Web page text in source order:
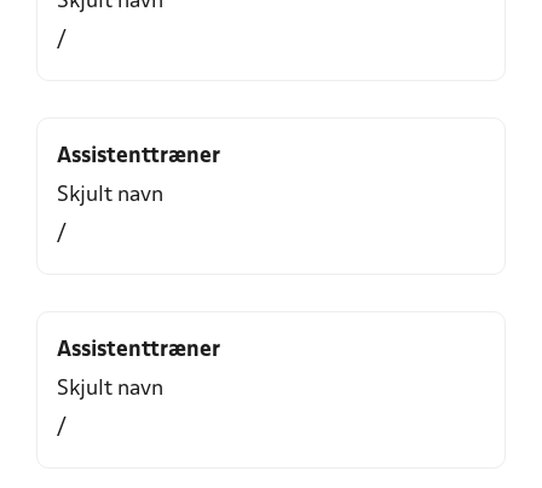
/
Assistenttræner
Skjult navn
/
Assistenttræner
Skjult navn
/